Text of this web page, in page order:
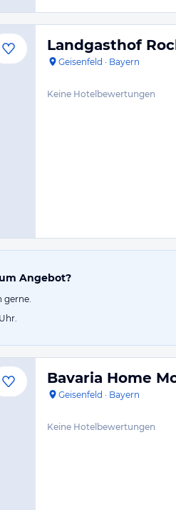
Landgasthof
Geisenfeld · Bayern
Keine Hotelbewertungen
Angebot?
gerne.
Bavaria Home
Geisenfeld · Bayern
Keine Hotelbewertungen